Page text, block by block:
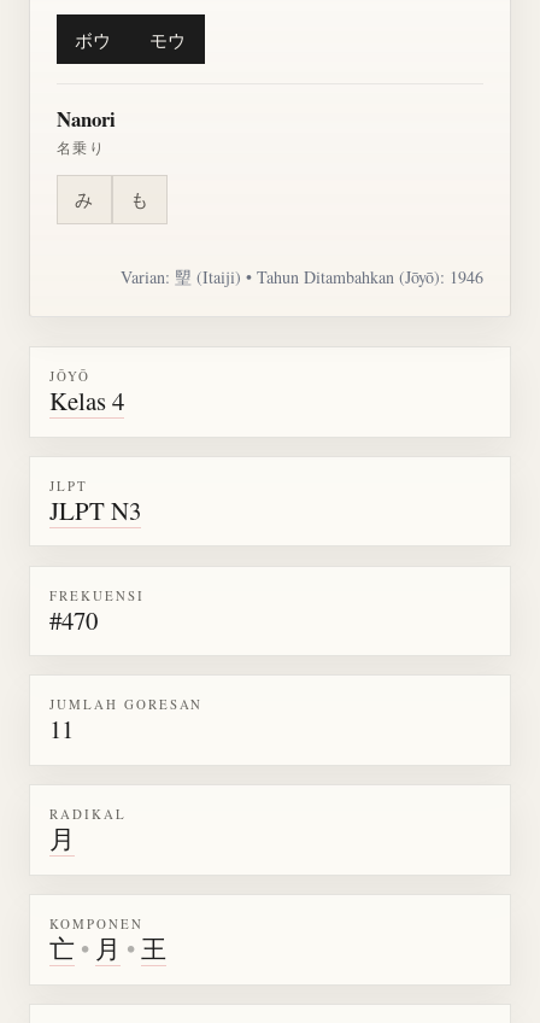
ボウ モウ
Nanori
名乗り
み も
Varian: 朢 (Itaiji) • Tahun Ditambahkan (Jōyō): 1946
JŌYŌ
Kelas 4
JLPT
JLPT N3
FREKUENSI
#470
JUMLAH GORESAN
11
RADIKAL
月
KOMPONEN
亡 • 月 •王